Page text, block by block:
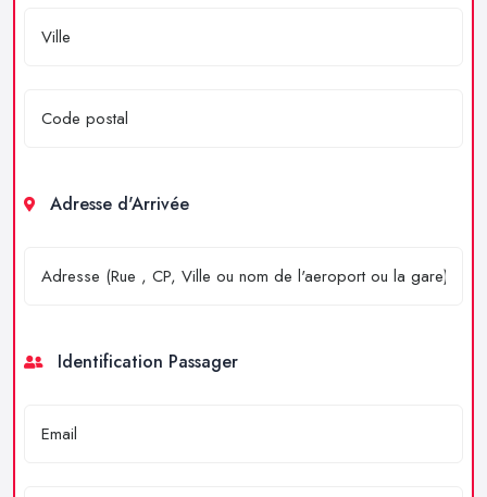
Adresse d'Arrivée
Identification Passager